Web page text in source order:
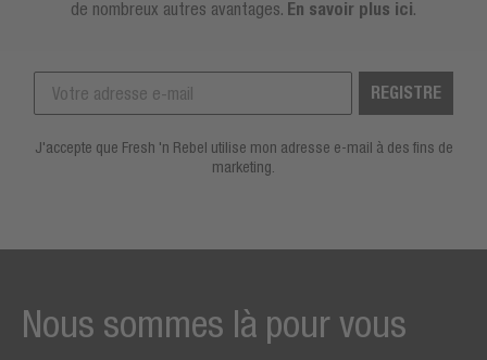
de nombreux autres avantages. En savoir plus ici
REGISTRE
J'accepte que Fresh 'n Rebel utilise mon adresse e-mail à des fins de
marketing.
Nous sommes là pour vous